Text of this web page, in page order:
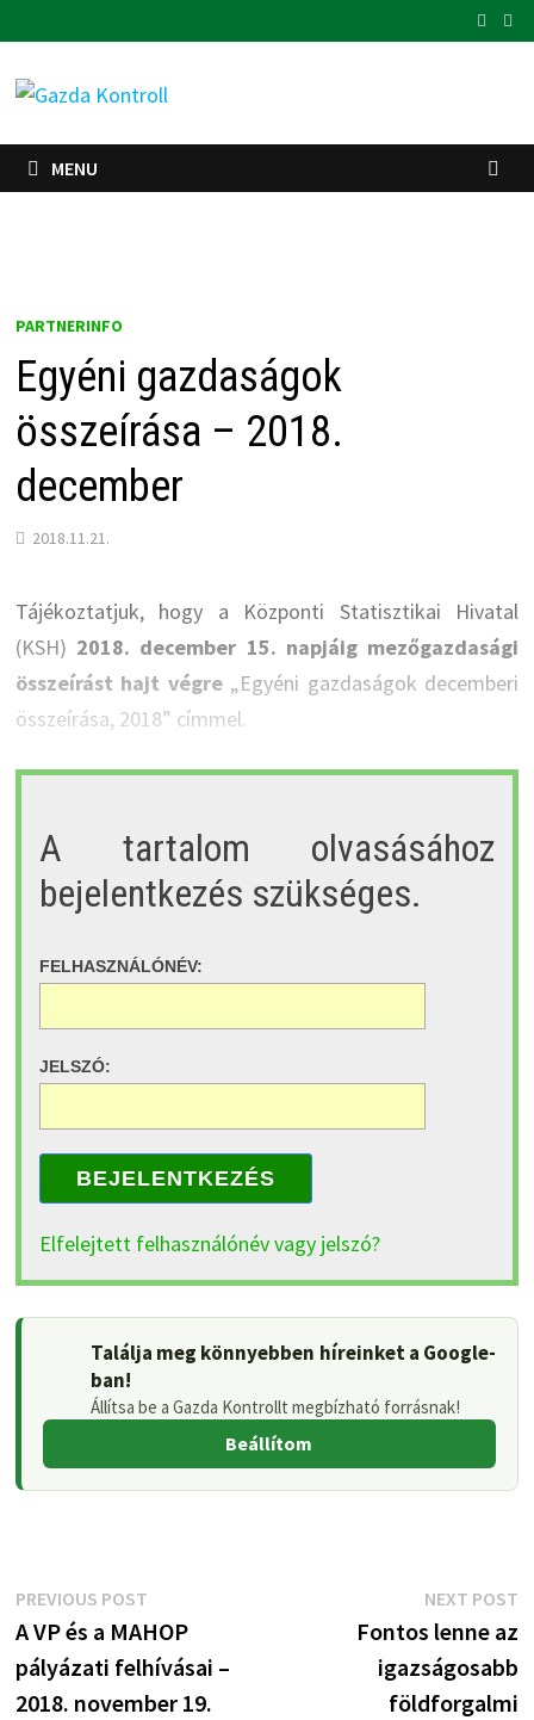
to
content
MENU
PARTNERINFO
Egyéni gazdaságok
összeírása – 2018.
december
2018.11.21.
Tájékoztatjuk, hogy a Központi Statisztikai Hivatal
(KSH) 2018. december 15. napjáig mezőgazdasági
összeírást hajt végre„Egyéni gazdaságok decemberi
összeírása, 2018” címmel.
A tartalom olvasásához
bejelentkezés szükséges.
FELHASZNÁLÓNÉV:
JELSZÓ:
BEJELENTKEZÉS
Elfelejtett felhasználónév vagy jelszó?
Találja meg könnyebben híreinket a Google-
ban!
Állítsa be a Gazda Kontrollt megbízható forrásnak!
Beállítom
Bejegyzés
navigáció
PREVIOUS POSTPrevious
post:
A VP és a MAHOP
pályázati felhívásai –
2018. november 19.
NEXT POST
Fontos lenne az
igazságosabb
földforgalmi